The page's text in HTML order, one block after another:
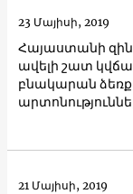
Հայաստանի
ավելի շատ
բնակարան ձեռք
23 Մայիսի, 2019
21 Մայիսի, 2019